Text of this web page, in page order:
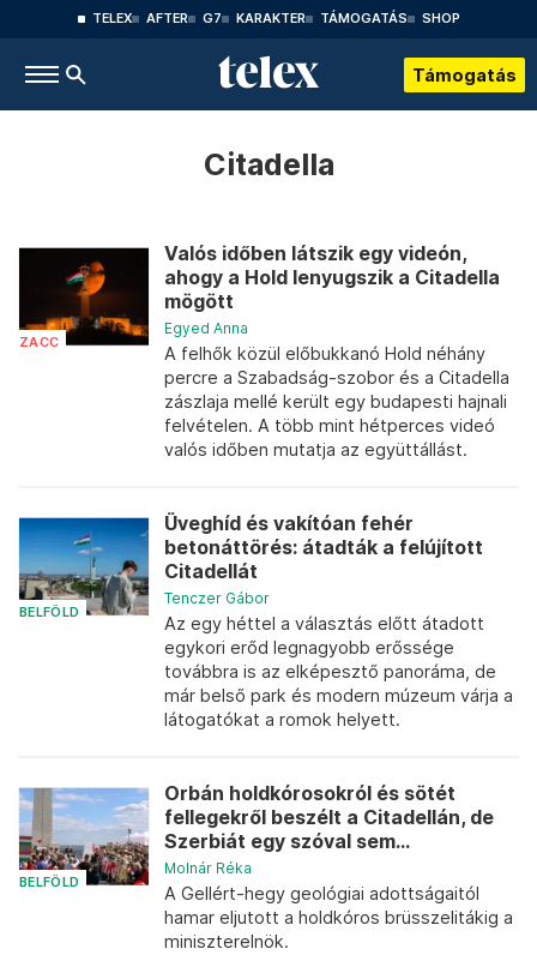
TELEX AFTER G7 KARAKTER TÁMOGATÁS SHOP
Támogatás
Citadella
ZACC
Valós időben látszik egy videón,
ahogy a Hold lenyugszik a Citadella
mögött
Egyed Anna
A felhők közül előbukkanó Hold néhány
percre a Szabadság-szobor és a Citadella
zászlaja mellé került egy budapesti hajnali
felvételen. A több mint hétperces videó
valós időben mutatja az együttállást.
BELFÖLD
Üveghíd és vakítóan fehér
betonáttörés: átadták a felújított
Citadellát
Tenczer Gábor
Az egy héttel a választás előtt átadott
egykori erőd legnagyobb erőssége
továbbra is az elképesztő panoráma, de
már belső park és modern múzeum várja a
látogatókat a romok helyett.
BELFÖLD
Orbán holdkórosokról és sötét
fellegekről beszélt a Citadellán, de
Szerbiát egy szóval sem...
Molnár Réka
A Gellért-hegy geológiai adottságaitól
hamar eljutott a holdkóros brüsszelitákig a
miniszterelnök.